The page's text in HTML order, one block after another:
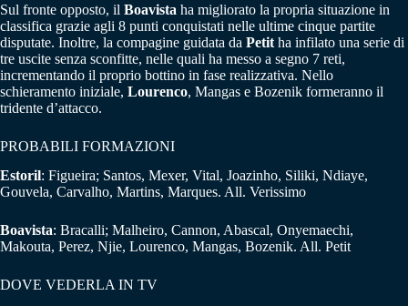
Sul fronte opposto, il Boavista ha migliorato la propria situazione in
classifica grazie agli 8 punti conquistati nelle ultime cinque partite
disputate. Inoltre, la compagine guidata da Petit ha infilato una serie di
tre uscite senza sconfitte, nelle quali ha messo a segno 7 reti,
incrementando il proprio bottino in fase realizzativa. Nello
schieramento iniziale, Lourenco, Mangas e Bozenik formeranno il
tridente d’attacco.
PROBABILI FORMAZIONI
Estoril: Figueira; Santos, Mexer, Vital, Joazinho, Siliki, Ndiaye,
Gouvela, Carvalho, Martins, Marques. All. Verissimo
Boavista: Bracalli; Malheiro, Cannon, Abascal, Onyemaechi,
Makouta, Perez, Njie, Lourenco, Mangas, Bozenik. All. Petit
DOVE VEDERLA IN TV